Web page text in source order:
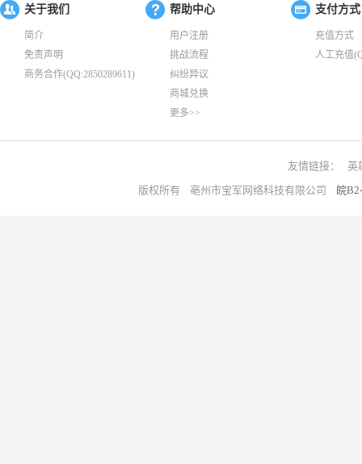
关于我们
简介
免责声明
商务合作(QQ:2850289611)
帮助中心
用户注册
挑战流程
纠纷异议
商城兑换
更多>>
支付方式
充值方式
人工充值
友情链接：
英
版权所有 亳州市宝军网络科技有限公司 皖